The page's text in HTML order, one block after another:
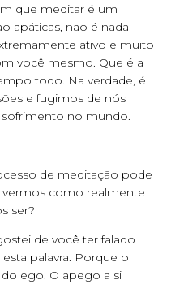
que meditar é um
apáticas, não é nada
ativo e muito
você mesmo. Que é a
todo. Na verdade, é
e fugimos de nós
no mundo.
de meditação pode
vermos como realmente
ser?
de você ter falado
palavra. Porque o
ego. O apego a si